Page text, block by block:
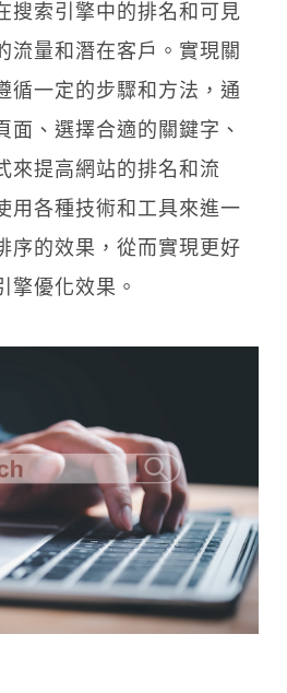
搜索引擎中的排名和可見
流量和潛在客戶。實現關
循一定的步驟和方法，通
面、選擇合適的關鍵字、
來提高網站的排名和流
用各種技術和工具來進一
序的效果，從而實現更好
擎優化效果。